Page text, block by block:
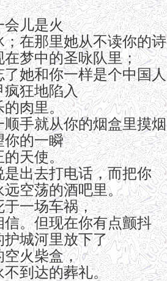
会儿是火
；在那里她从不读你的诗
在梦中的圣咏队里；
了她和你一样是个中国人
疯狂地陷入
的肉里。
顺手就从你的烟盒里摸
你的一瞬
的天使。
是出去打电话，而把你
远空荡的酒吧里。
于一场车祸，
信。但现在你有点颤抖
城河里放下了
空火柴盒，
不到达的葬礼。